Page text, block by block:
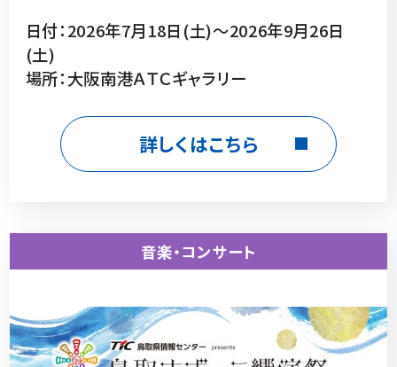
日付：2026年7月18日(土)～2026年9月26日
(土)
場所：大阪南港ＡＴＣギャラリー
詳しくはこちら
音楽・コンサート